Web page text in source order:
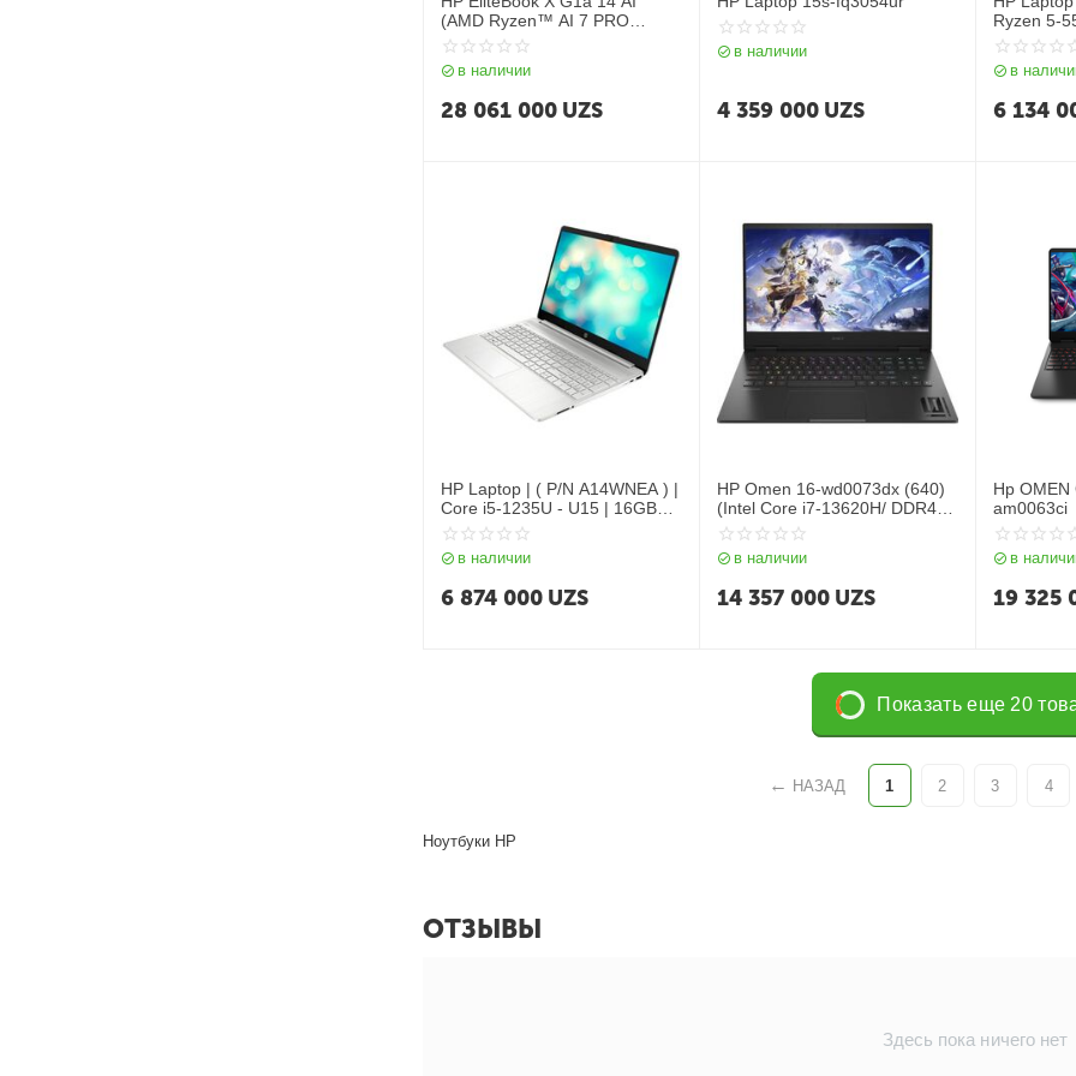
Ноутбуки HP
(AMD Ryzen™ AI 7 PRO
360/LPDDR5x 16GB/SSD
1TB/14" 2.8K
OLED/Touch/AMD Radeon™
в наличии
28 061 000 UZS
в наличии
4 359 000 UZS
Ryzen 5-
DDR4
value |
Graphics |
в
6 134
HP Laptop | ( P/N A14WNEA ) |
Core i5-1235U - U15 | 16GB
DDR4 2DM 3200 | 512GB PCIe
value | Intel Iris Xe | 15.6 FHD
Antiglare slim IPS 250 nits
в наличии
6 874 000 UZS
HP Omen 16-wd0073dx (640)
(Intel Core i7-13620H/ DDR4
16GB/ SSD 1TB/ 16,1" FHD
165Hz/ 8GB GF RTX4060/
Backlit/ Win11/ RU) Black
в наличии
14 357 000 UZS
Hp
am0063ci
в
19 325
Показать еще 20
НАЗАД 1 2 3 4
ОТЗЫВЫ
Здесь пока ничего нет